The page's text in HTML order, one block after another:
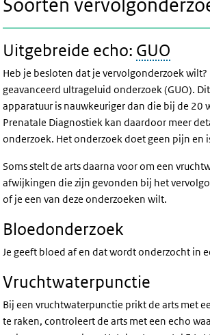
Soorten
Uitgebreide echo: GUO
Heb je besloten dat je vervolgonderzoek
geavanceerd ultrageluid onderzoek (GUO).
apparatuur is nauwkeuriger dan die bij de 20
Prenatale Diagnostiek kan daardoor meer
onderzoek. Het onderzoek doet geen pijn en
Soms stelt de arts daarna voor om een
afwijkingen die zijn gevonden bij het
of je een van deze onderzoeken wilt.
Bloedonderzoek
Je geeft bloed af en dat wordt onderzocht in
Vruchtwaterpunctie
Bij een vruchtwaterpunctie prikt de arts met
te raken, controleert de arts met een echo